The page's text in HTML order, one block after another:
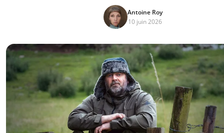
Antoine Roy
10 juin 2026